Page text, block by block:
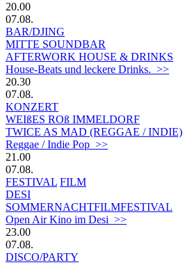
20.00
07.08.
BAR/DJING
MITTE SOUNDBAR
AFTERWORK HOUSE & DRINKS
House-Beats und leckere Drinks. >>
20.30
07.08.
KONZERT
WEIßES ROß IMMELDORF
TWICE AS MAD (REGGAE / INDIE)
Reggae / Indie Pop >>
21.00
07.08.
FESTIVAL FILM
DESI
SOMMERNACHTFILMFESTIVAL
Open Air Kino im Desi >>
23.00
07.08.
DISCO/PARTY